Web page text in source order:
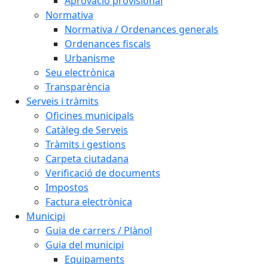
Normativa
Normativa / Ordenances generals
Ordenances fiscals
Urbanisme
Seu electrònica
Transparència
Serveis i tràmits
Oficines municipals
Catàleg de Serveis
Tràmits i gestions
Carpeta ciutadana
Verificació de documents
Impostos
Factura electrònica
Municipi
Guia de carrers / Plànol
Guia del municipi
Equipaments